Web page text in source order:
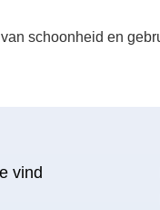
schoonheid en
vind